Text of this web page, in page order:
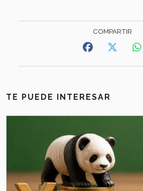
TE PUEDE INTERESAR